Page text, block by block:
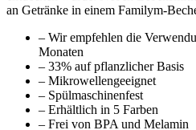
an Getränke in einem Familym-
– Wir empfehlen die
Monaten
– 33% auf pflanzlicher Basis
– Mikrowellengeeignet
– Spülmaschinenfest
– Erhältlich in 5 Farben
– Frei von BPA und Melamin